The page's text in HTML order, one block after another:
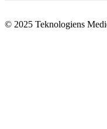
© 2025 Teknologiens